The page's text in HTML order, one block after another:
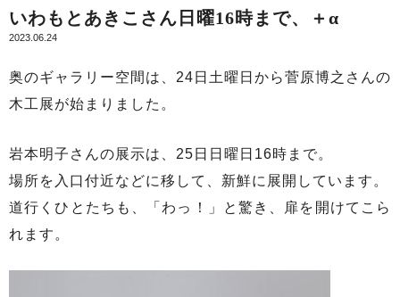
いわもとあきこさん日曜16時まで、＋α
2023.06.24
奥のギャラリー空間は、24日土曜日から菅原博之さんの
木工展が始まりました。
岩本明子さんの展示は、25日日曜日16時まで。
場所を入口付近などに移して、新鮮に展開しています。
道行くひとたちも、「わっ！」と驚き、扉を開けてこら
れます。